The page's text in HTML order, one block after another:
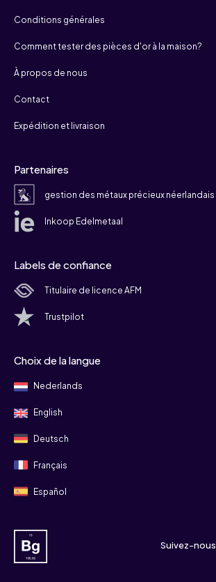
Conditions générales
Comment tester des pièces d'or à la maison?
À propos de nous
Contact
Expédition et livraison
Partenaires
gestion des métaux précieux néerlandais
Inkoop Edelmetaal
Labels de confiance
Titulaire de licence AFM
Trustpilot
Choix de la langue
Nederlands
English
Deutsch
Français
Español
Suivez-nous